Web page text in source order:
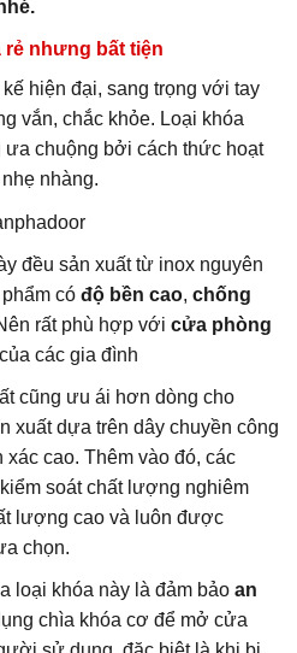
rẻ nhưng bất tiện
kế hiện đại, sang trọng với tay
vắn, chắc khỏe. Loại khóa
chuộng bởi cách thức hoạt
nhàng.
đều sản xuất từ inox nguyên
có độ bền cao, chống
rất phù hợp với cửa phòng
các gia đình
cũng ưu ái hơn dòng cho
xuất dựa trên dây chuyền công
cao. Thêm vào đó, các
soát chất lượng nghiêm
lượng cao và luôn được
chọn.
loại khóa này là đảm bảo an
chìa khóa cơ để mở cửa